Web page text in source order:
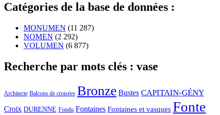
Catégories de la base de données :
MONUMEN (11 287)
NOMEN (2 292)
VOLUMEN (6 877)
Recherche par mots clés : vase
Architecte Balcons de croisées Bronze Bustes CAPITAIN-GÉNY
Croix DURENNE Fondu Fontaines Fontaines et vasques Fonte